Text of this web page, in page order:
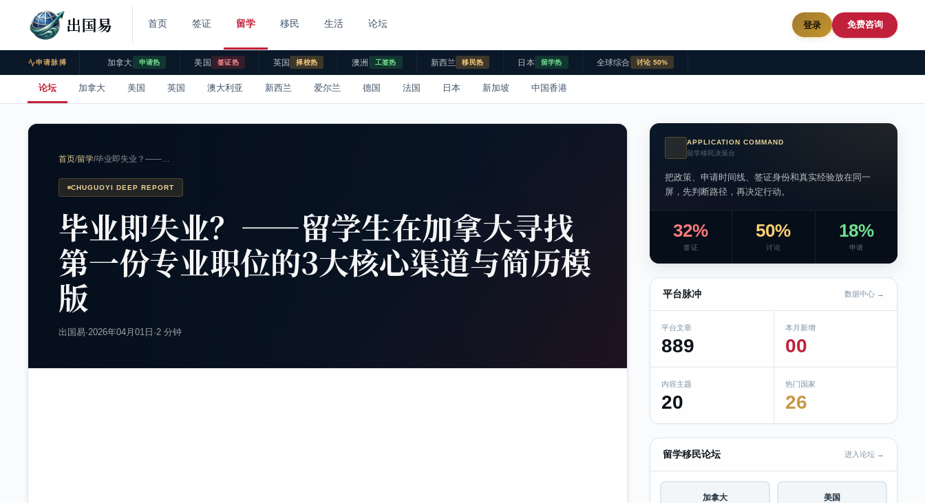
出国易 首页 签证 留学 移民 生活 论坛 登录 免费咨询
申请脉搏 加拿大 申请热 美国 签证热 英国 择校热 澳洲 工签热 新西兰 移民热 日本 留学热 全球综合 讨论 50%
论坛 加拿大 美国 英国 澳大利亚 新西兰 爱尔兰 德国 法国 日本 新加坡 中国香港
首页/留学/毕业即失业？——…
CHUGUOYI DEEP REPORT
毕业即失业？——留学生在加拿大寻找
第一份专业职位的3大核心渠道与简历模
版
出国易·2026年04月01日 ·2 分钟
APPLICATION COMMAND
留学移民决策台
把政策、申请时间线、签证身份和真实经验放在同一
屏，先判断路径，再决定行动。
32%
签证
50%
讨论
18%
申请
平台脉冲 数据中心 →
平台文章
889
本月新增
00
内容主题
20
热门国家
26
留学移民论坛 进入论坛 →
加拿大 美国